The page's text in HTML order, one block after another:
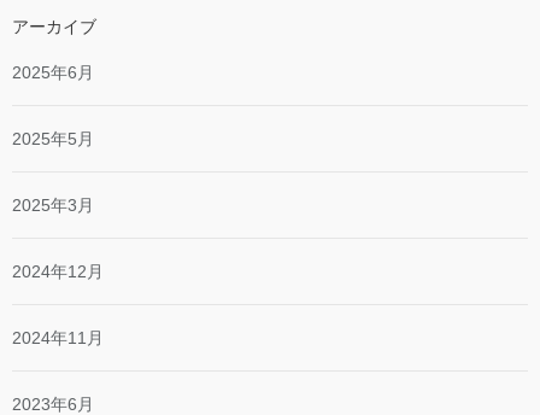
アーカイブ
2025年6月
2025年5月
2025年3月
2024年12月
2024年11月
2023年6月